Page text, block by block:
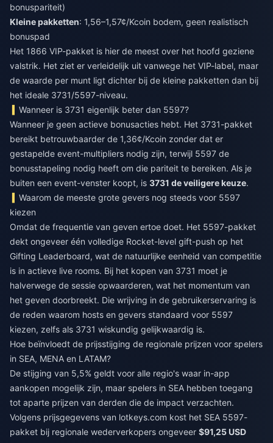
bonuspariteit)
Kleine pakketten: 1,56–1,57¢/Kcoin bodem, geen realistisch
bonuspad
Het 1866 VIP-pakket is hier de meest over het hoofd geziene
valstrik. Het ziet er verleidelijk uit vanwege het VIP-label, maar
de waarde per munt ligt dichter bij de kleine pakketten dan bij
het ideale 3731/5597-niveau.
Wanneer is 3731 eigenlijk beter dan 5597?
Wanneer je geen actieve bonusacties hebt. Het 3731-pakket
bereikt betrouwbaarder de 1,36¢/Kcoin zonder dat er
gestapelde event-multipliers nodig zijn, terwijl 5597 de
bonusstapeling nodig heeft om die pariteit te bereiken. Als je
buiten een event-venster koopt, is 3731 de veiligere keuze.
Waarom de meeste grote gevers nog steeds voor 5597
kiezen
Omdat de frequentie van geven ertoe doet. Het 5597-pakket
dekt ongeveer één volledige Rocket-level gift-push op het
Gifting Leaderboard, wat de natuurlijke eenheid van competitie
is in actieve live rooms. Bij het kopen van 3731 moet je
halverwege de sessie opwaarderen, wat het momentum van
het geven doorbreekt. Die wrijving in de gebruikerservaring is
de reden waarom hosts en gevers standaard voor 5597
kiezen, zelfs als 3731 wiskundig gelijkwaardig is.
Hoe beïnvloedt de prijsstijging de regionale prijzen voor spelers
in SEA, MENA en LATAM?
De stijging van 5,5% geldt voor alle regio's waar in-app
aankopen mogelijk zijn, maar spelers in SEA hebben toegang
tot aparte prijzen van derden die de impact verzachten.
Volgens prijsgegevens van lotkeys.com kost het SEA 5597-
pakket bij regionale wederverkopers ongeveer $91,25 USD